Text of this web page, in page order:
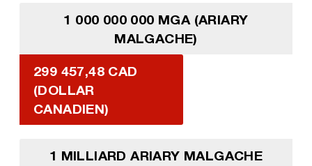
1 000 000 000 MGA (ARIARY
MALGACHE)
299 457,48 CAD
(DOLLAR
CANADIEN)
1 MILLIARD ARIARY MALGACHE